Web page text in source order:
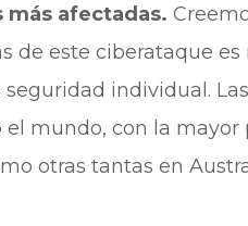
más afectadas.
de este ciberataque es
individual.
mundo, con la mayor
otras tantas en